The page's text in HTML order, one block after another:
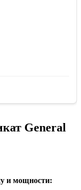
General
и мощности: